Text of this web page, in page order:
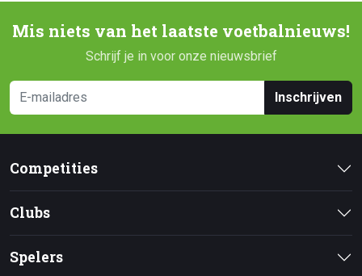
Mis niets van het laatste voetbalnieuws!
Schrijf je in voor onze nieuwsbrief
Inschrijven
Competities
Clubs
Spelers